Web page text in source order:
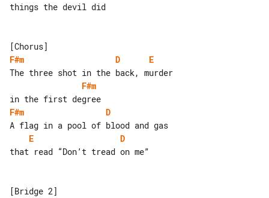
things the devil did
F#m
D
E
F#m
F#m
D
E
D
that read “Don’t tread on me”